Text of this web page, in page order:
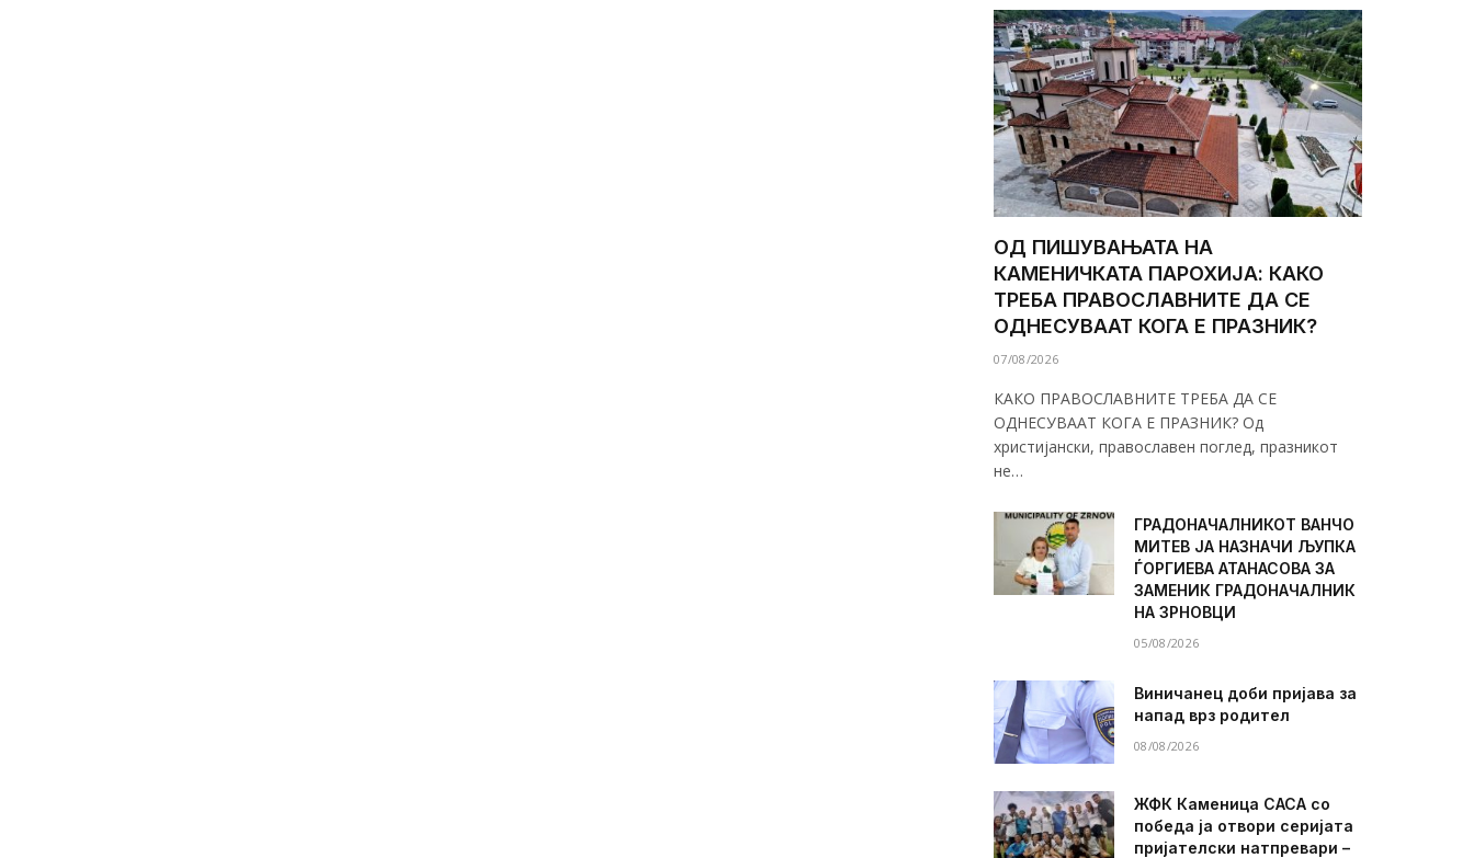
ОД ПИШУВАЊАТА НА
КАМЕНИЧКАТА ПАРОХИЈА: КАКО
ТРЕБА ПРАВОСЛАВНИТЕ ДА СЕ
ОДНЕСУВААТ КОГА Е ПРАЗНИК?
07/08/2026
КАКО ПРАВОСЛАВНИТЕ ТРЕБА ДА СЕ
ОДНЕСУВААТ КОГА Е ПРАЗНИК? Од
христијански, православен поглед, празникот
не…
ГРАДОНАЧАЛНИКОТ ВАНЧО
МИТЕВ ЈА НАЗНАЧИ ЉУПКА
ЃОРГИЕВА АТАНАСОВА ЗА
ЗАМЕНИК ГРАДОНАЧАЛНИК
НА ЗРНОВЦИ
05/08/2026
Виничанец доби пријава за
напад врз родител
08/08/2026
ЖФК Каменица САСА со
победа ја отвори серијата
пријателски натпревари –